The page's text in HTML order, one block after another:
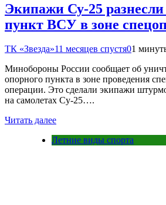
Экипажи Су-25
пункт ВСУ в зоне
ТК «Звезда»11 месяцев спустя01
Минобороны России сообщает об
опорного пункта в зоне проведения
операции. Это сделали экипажи
на самолетах Су-25….
Читать далее
Летние виды спорта